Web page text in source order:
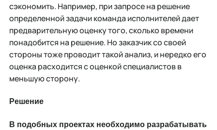
сэкономить. Например, при запросе на решение
определенной задачи команда исполнителей дает
предварительную оценку того, сколько времени
понадобится на решение. Но заказчик со своей
стороны тоже проводит такой анализ, и нередко его
оценка расходится с оценкой специалистов в
меньшую сторону.
Решение
В подобных проектах необходимо разрабатывать